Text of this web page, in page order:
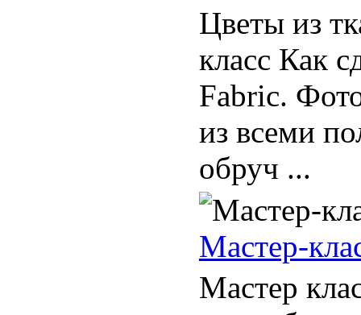
Цветы из
класс Как
Fabric.
из всеми
обруч ...
Мастер-
Мастер